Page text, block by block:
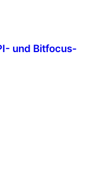
und Bitfocus-